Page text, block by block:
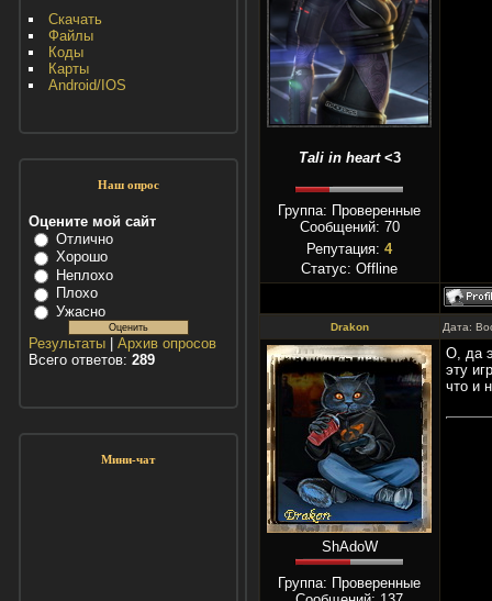
Скачать
Файлы
Коды
Карты
Android/IOS
Наш опрос
Оцените мой сайт
Отлично
Хорошо
Неплохо
Плохо
Ужасно
Результаты| Архив опросов
Всего ответов: 289
Мини-чат
Tali in heart<3
Группа: Проверенные
Сообщений: 70
Репутация: 4
Статус: Offline
Drakon Дата:
ShAdoW
Группа: Проверенные
О, да
эту
что и